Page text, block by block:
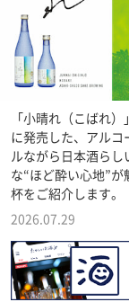
「小晴れ（こばれ
に発売した、アルコ
ルながら日本酒ら
な“ほど酔い心地”
杯をご紹介します。
2026.07.29